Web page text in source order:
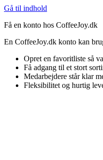
Gå til indhold
Få en konto hos CoffeeJoy.dk
En CoffeeJoy.dk konto kan
Opret en favoritliste så
Få adgang til et stort
Medarbejdere står klar
Fleksibilitet og hurtig